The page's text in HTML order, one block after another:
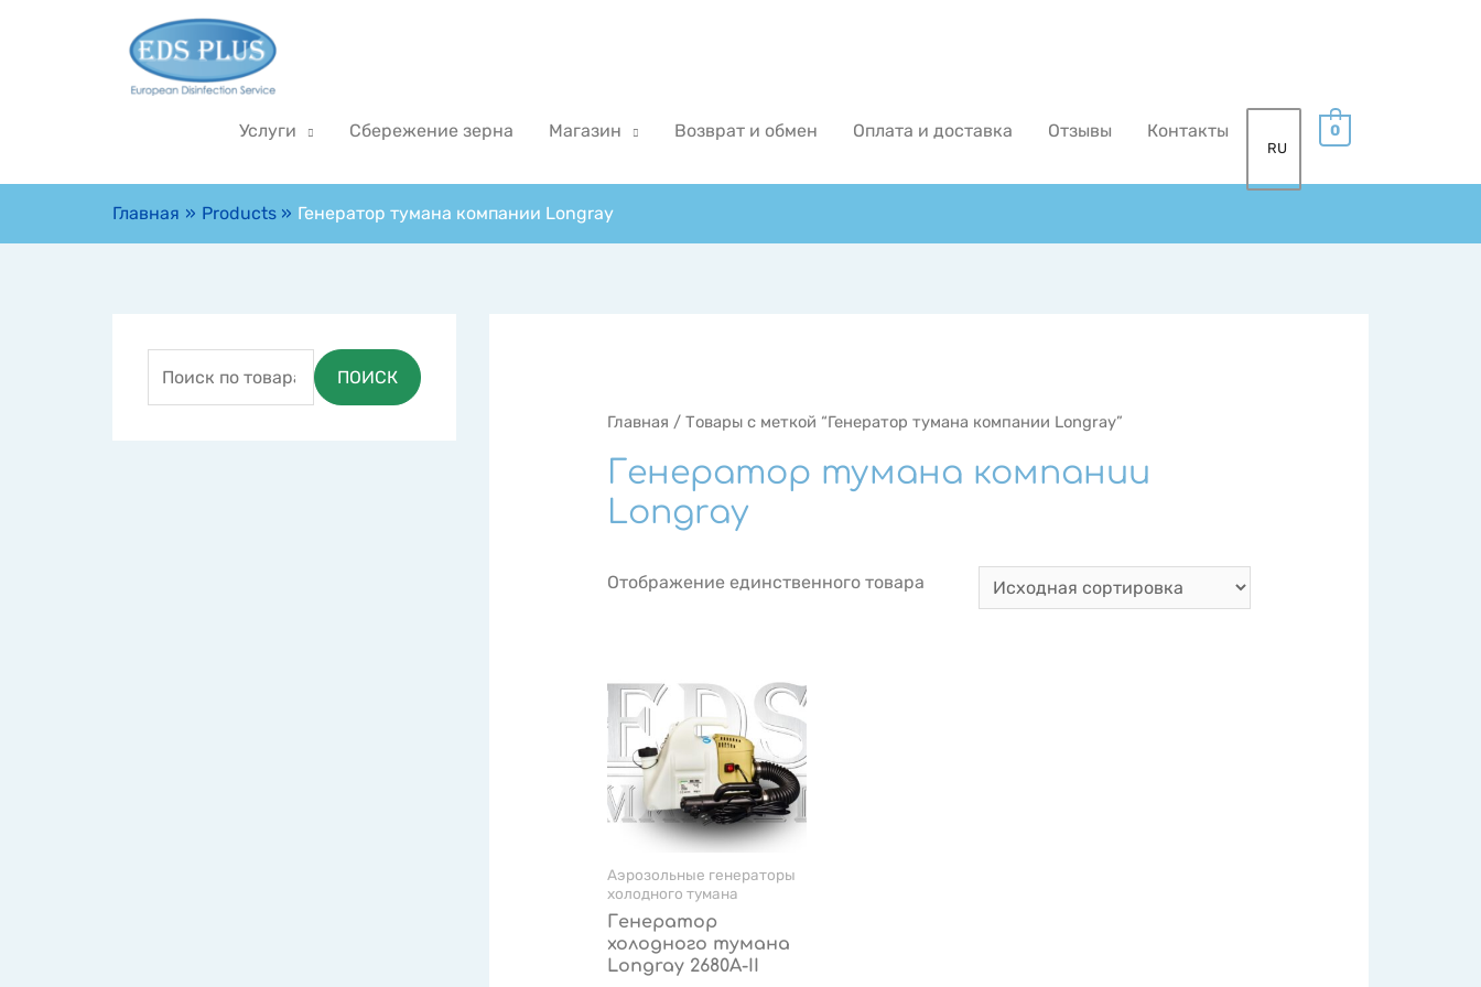
Услуги Сбережение зерна Магазин Возврат и обмен Оплата и доставка Отзывы Контакты
RU
0
Главная Products Генератор тумана компании Longray
ПОИСК
Главная / Товары с меткой “Генератор тумана компании Longray”
Генератор тумана компании
Longray
Отображение единственного товара
Аэрозольные генераторы
холодного тумана
Генератор
холодного тумана
Longray 2680А-II